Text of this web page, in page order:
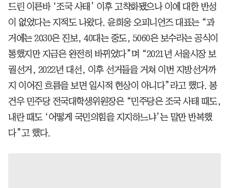
드린 이른바 ‘조국 사태’ 이후 고착화됐으나 이에 대한 반성
이 없었다는 지적도 나왔다. 윤희웅 오피니언즈 대표는 “과
거에는 2030은 진보, 40대는 중도, 5060은 보수라는 공식이
통했지만 지금은 완전히 바뀌었다”며 “2021년 서울시장 보
궐선거, 2022년 대선, 이후 선거들을 거쳐 이번 지방선거까
지 이어진 흐름을 보면 일시적 현상이 아니다”라고 했다. 봉
건우 민주당 전국대학생위원장은 “민주당은 조국 사태 때도,
내란 때도 ‘어떻게 국민의힘을 지지하느냐’는 말만 반복했
다”고 했다.